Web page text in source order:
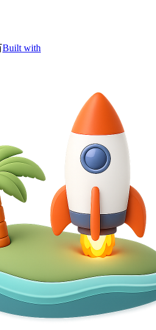
Built with